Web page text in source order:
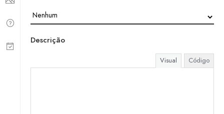
Descrição
Visual Código